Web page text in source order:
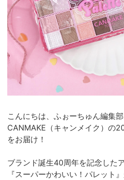
こんにちは、ふぉーちゅん編集部
CANMAKE（キャンメイク）の
をお届け！
ブランド誕生40周年を記念した
『スーパーかわいい！パレット